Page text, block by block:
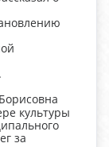
культуры
за